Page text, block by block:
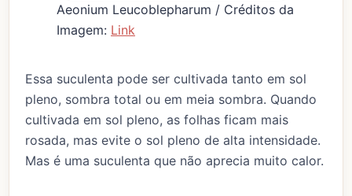
Aeonium Leucoblepharum / Créditos da
Imagem: Link
Essa suculenta pode ser cultivada tanto em sol
pleno, sombra total ou em meia sombra. Quando
cultivada em sol pleno, as folhas ficam mais
rosada, mas evite o sol pleno de alta intensidade.
Mas é uma suculenta que não aprecia muito calor.